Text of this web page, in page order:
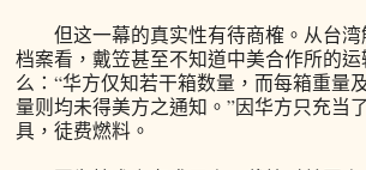
但这一幕的真实性有待商榷。从台湾
档案看，戴笠甚至不知道中美合作所的
么：“华方仅知若干箱数量，而每箱重量
量则均未得美方之通知。”因华方只充当
具，徒费燃料。